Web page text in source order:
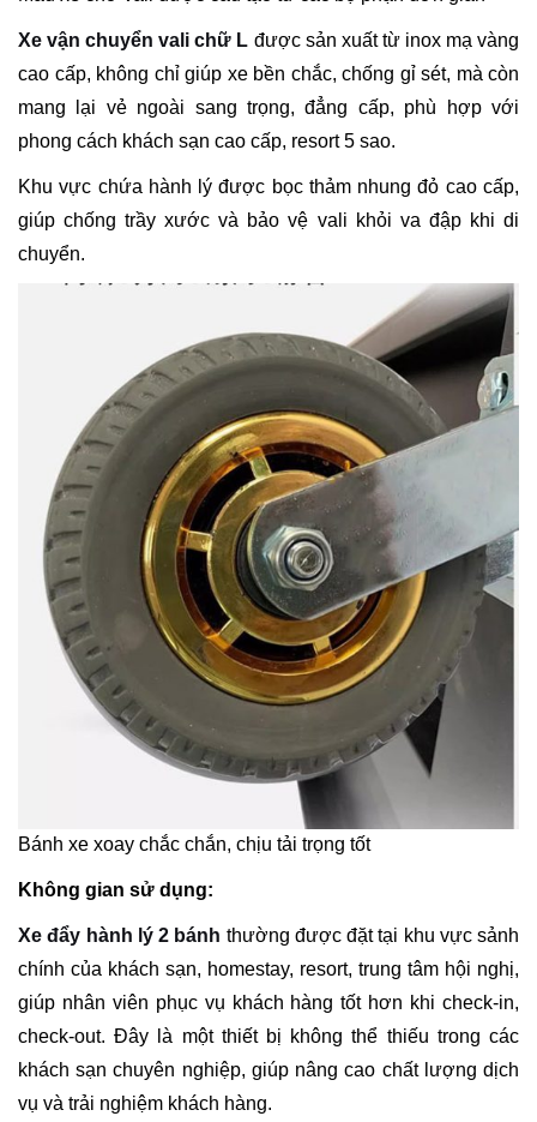
Xe vận chuyển vali chữ L được sản xuất từ inox mạ vàng
cao cấp, không chỉ giúp xe bền chắc, chống gỉ sét, mà còn
mang lại vẻ ngoài sang trọng, đẳng cấp, phù hợp với
phong cách khách sạn cao cấp, resort 5 sao.
Khu vực chứa hành lý được bọc thảm nhung đỏ cao cấp,
giúp chống trầy xước và bảo vệ vali khỏi va đập khi di
chuyển.
Bánh xe xoay chắc chắn, chịu tải trọng tốt
Không gian sử dụng:
Xe đẩy hành lý 2 bánh thường được đặt tại khu vực sảnh
chính của khách sạn, homestay, resort, trung tâm hội nghị,
giúp nhân viên phục vụ khách hàng tốt hơn khi check-in,
check-out. Đây là một thiết bị không thể thiếu trong các
khách sạn chuyên nghiệp, giúp nâng cao chất lượng dịch
vụ và trải nghiệm khách hàng.